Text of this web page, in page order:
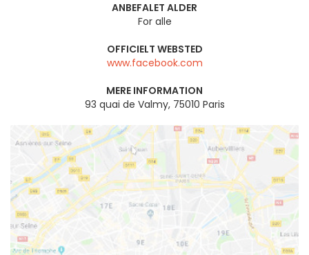
ANBEFALET ALDER
For alle
OFFICIELT WEBSTED
www.facebook.com
MERE INFORMATION
93 quai de Valmy, 75010 Paris